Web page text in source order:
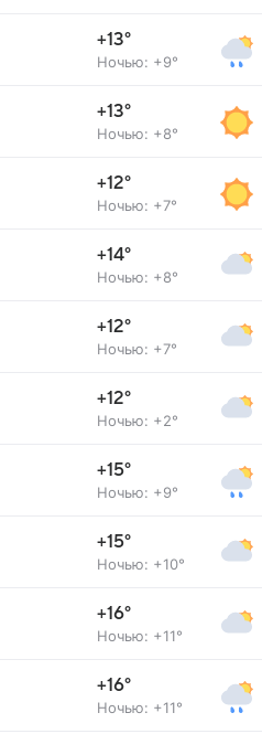
+13°
Ночью: +9°
+13°
Ночью: +8°
+12°
Ночью: +7°
+14°
Ночью: +8°
+12°
Ночью: +7°
+12°
Ночью: +2°
+15°
Ночью: +9°
+15°
Ночью: +10°
+16°
Ночью: +11°
+16°
Ночью: +11°